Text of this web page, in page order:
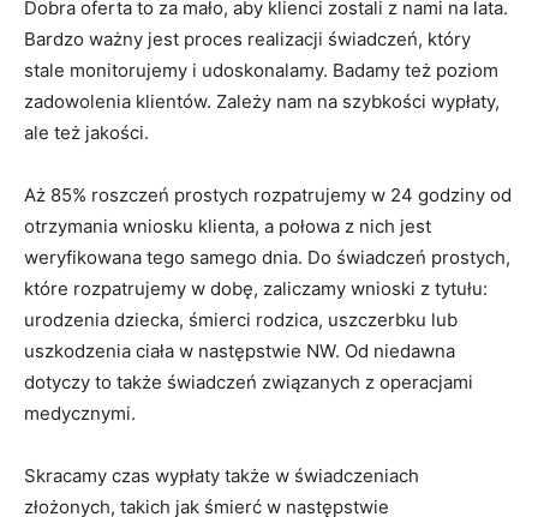
Dobra oferta to za mało, aby klienci zostali z nami na lata.
Bardzo ważny jest proces realizacji świadczeń, który
stale monitorujemy i udoskonalamy. Badamy też poziom
zadowolenia klientów. Zależy nam na szybkości wypłaty,
ale też jakości.
Aż 85% roszczeń prostych rozpatrujemy w 24 godziny od
otrzymania wniosku klienta, a połowa z nich jest
weryfikowana tego samego dnia. Do świadczeń prostych,
które rozpatrujemy w dobę, zaliczamy wnioski z tytułu:
urodzenia dziecka, śmierci rodzica, uszczerbku lub
uszkodzenia ciała w następstwie NW. Od niedawna
dotyczy to także świadczeń związanych z operacjami
medycznymi.
Skracamy czas wypłaty także w świadczeniach
złożonych, takich jak śmierć w następstwie